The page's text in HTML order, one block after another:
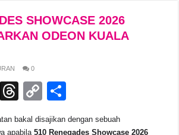
SHOWCASE 2026
ODEON KUALA
0
X
T
e
C
p
ar
bakal disajikan dengan sebuah
apabila510 Renegades Showcase 2026